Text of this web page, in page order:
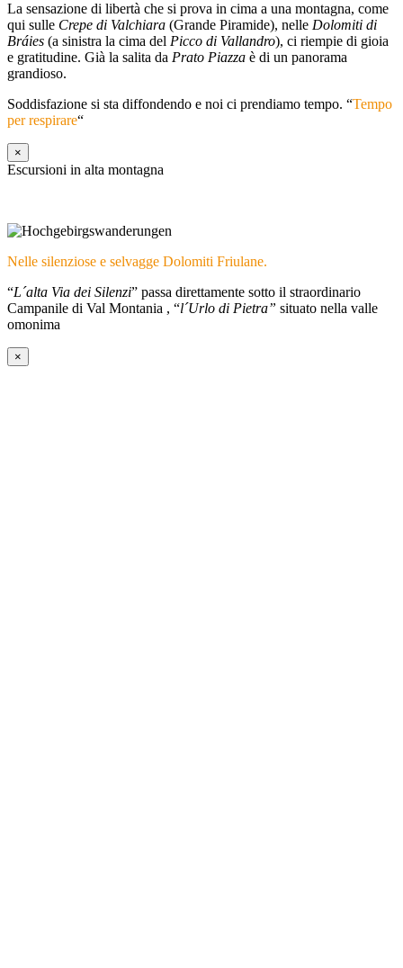
La sensazione di libertà che si prova in cima a una montagna, come
qui sulle Crepe di Valchiara (Grande Piramide), nelle Dolomiti di
Bráies (a sinistra la cima del Picco di Vallandro), ci riempie di gioia
e gratitudine. Già la salita da Prato Piazza è di un panorama
grandioso.
Soddisfazione si sta diffondendo e noi ci prendiamo tempo. “Tempo
per respirare“
×
Escursioni in alta montagna
Nelle silenziose e selvagge Dolomiti Friulane.
“L´alta Via dei Silenzi” passa direttamente sotto il straordinario
Campanile di Val Montania , “l´Urlo di Pietra” situato nella valle
omonima
×